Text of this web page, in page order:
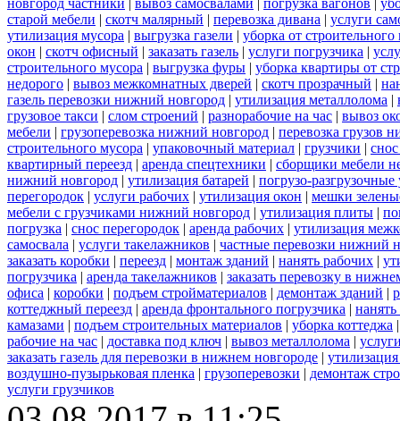
старой мебели | скотч малярный | перевозка дивана | услуги
утилизация мусора | выгрузка газели | уборка от строительного
окон | скотч офисный | заказать газель | услуги погрузчика |
строительного мусора | выгрузка фуры | уборка квартиры от
недорого | вывоз межкомнатных дверей | скотч прозрачный |
газель перевозки нижний новгород | утилизация металлолома |
грузовое такси | слом строений | разнорабочие на час | вывоз
мебели | грузоперевозка нижний новгород | перевозка грузов
строительного мусора | упаковочный материал | грузчики |
квартирный переезд | аренда спецтехники | сборщики мебели
нижний новгород | утилизация батарей | погрузо-разгрузочные
перегородок | услуги рабочих | утилизация окон | мешки
мебели с грузчиками нижний новгород | утилизация плиты |
погрузка | снос перегородок | аренда рабочих | утилизация
самосвала | услуги такелажников | частные перевозки нижний
заказать коробки | переезд | монтаж зданий | нанять рабочих |
погрузчика | аренда такелажников | заказать перевозку в
офиса | коробки | подъем стройматериалов | демонтаж зданий |
коттеджный переезд | аренда фронтального погрузчика |
камазами | подъем строительных материалов | уборка коттеджа
рабочие на час | доставка под ключ | вывоз металлолома |
заказать газель для перевозки в нижнем новгороде |
воздушно-пузырьковая пленка | грузоперевозки | демонтаж
услуги грузчиков